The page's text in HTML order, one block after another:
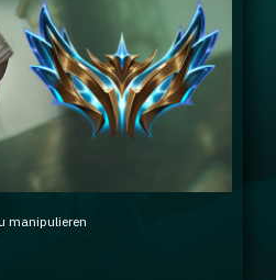
manipulieren